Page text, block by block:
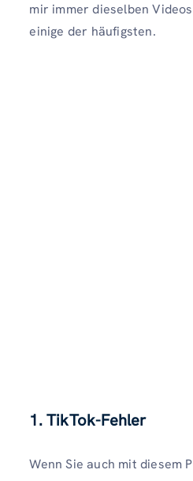
mir immer dieselben
einige der häufigsten.
1. TikTok-Fehler
Wenn Sie auch mit diesem